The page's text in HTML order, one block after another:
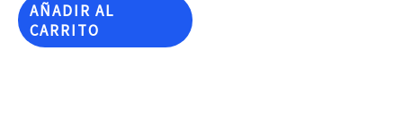
AÑADIR AL
CARRITO